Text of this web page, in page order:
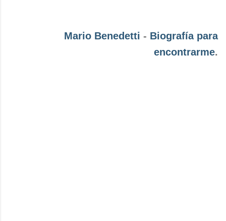
Mario Benedetti - Biografía para
encontrarme.